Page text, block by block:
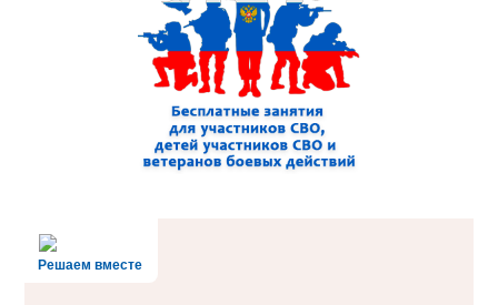
Решаем вместе